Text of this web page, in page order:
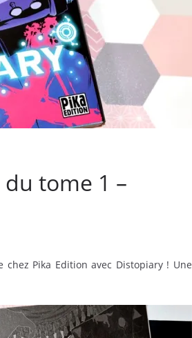
tome 1 –
Pika Edition avec Distopiary ! Une